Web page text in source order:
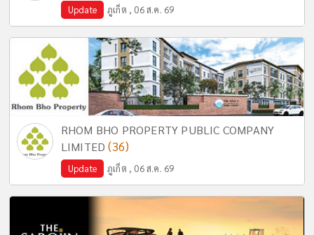
Update ภูเก็ต , 06 ส.ค. 69
RHOM BHO PROPERTY PUBLIC COMPANY
LIMITED(36)
Update ภูเก็ต , 06 ส.ค. 69